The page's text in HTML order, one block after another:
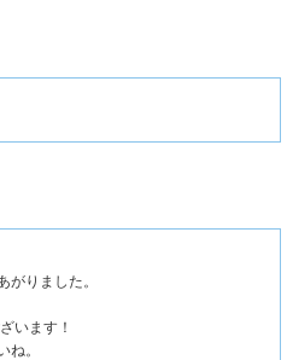
りました。
います！
。